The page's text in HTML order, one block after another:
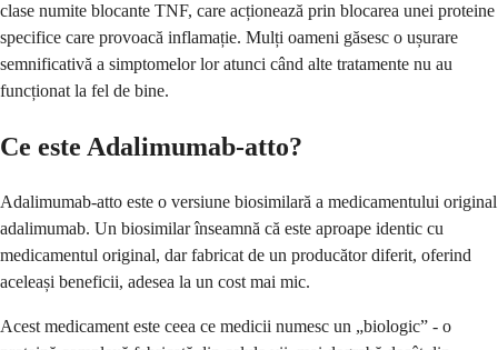
clase numite blocante TNF, care acționează prin blocarea unei proteine
specifice care provoacă inflamație. Mulți oameni găsesc o ușurare
semnificativă a simptomelor lor atunci când alte tratamente nu au
funcționat la fel de bine.
Ce este Adalimumab-atto?
Adalimumab-atto este o versiune biosimilară a medicamentului original
adalimumab. Un biosimilar înseamnă că este aproape identic cu
medicamentul original, dar fabricat de un producător diferit, oferind
aceleași beneficii, adesea la un cost mai mic.
Acest medicament este ceea ce medicii numesc un „biologic” - o